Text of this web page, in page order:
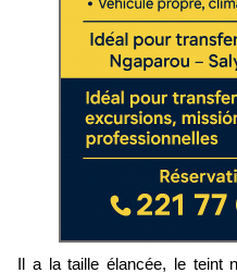
Il a la taille élancée, le teint noir, les cheveux cendrés par la